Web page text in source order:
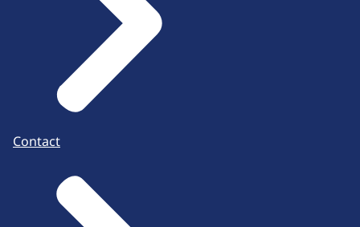
Contact